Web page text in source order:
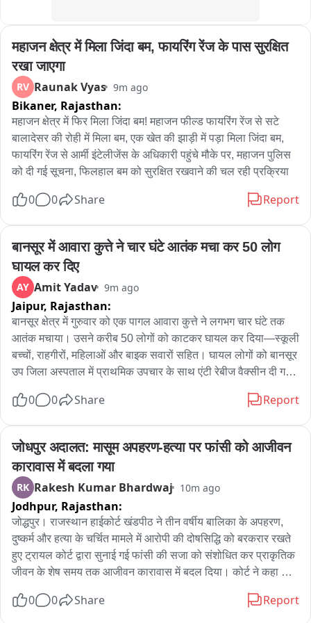
महाजन क्षेत्र में मिला जिंदा बम, फायरिंग रेंज के पास सुरक्षित
रखा जाएगा
RV Raunak Vyas 9m ago
Bikaner, Rajasthan:
महाजन क्षेत्र में फिर मिला जिंदा बम! महाजन फील्ड फायरिंग रेंज से सटे
बालादेसर की रोही में मिला बम, एक खेत की झाड़ी में पड़ा मिला जिंदा बम,
फायरिंग रेंज से आर्मी इंटेलीजेंस के अधिकारी पहुंचे मौके पर, महाजन पुलिस
को दी गई सूचना, फिलहाल बम को सुरक्षित रखवाने की चल रही प्रक्रिया
0 0 Share Report
बानसूर में आवारा कुत्ते ने चार घंटे आतंक मचा कर 50 लोग
घायल कर दिए
AY Amit Yadav 9m ago
Jaipur, Rajasthan:
बानसूर क्षेत्र में गुरुवार को एक पागल आवारा कुत्ते ने लगभग चार घंटे तक
आतंक मचाया। उसने करीब 50 लोगों को काटकर घायल कर दिया—स्कूली
बच्चों, राहगीरों, महिलाओं और बाइक सवारों सहित। घायल लोगों को बानसूर
उप जिला अस्पताल में प्राथमिक उपचार के साथ एंटी रेबीज वैक्सीन दी गई।
स्थानीय residents ने शिकायत की। डीएसपी मनीषा मीणा ने नगर पालिका
के बाद उसे मार गिराया गया। इस घटना से क्षेत्र में दहशत फैल गई और
आवारा कुत्तों पर नियंत्रण के लिए ठोस योजना की मांग उठी।
0 0 Share Report
जोधपुर अदालत: मासूम अपहरण-हत्या पर फांसी को आजीवन
कारावास में बदला गया
RK Rakesh Kumar Bhardwaj 10m ago
Jodhpur, Rajasthan:
जोद्धपुर। राजस्थान हाईकोर्ट खंडपीठ ने तीन वर्षीय बालिका के अपहरण,
दुष्कर्म और हत्या के चर्चित मामले में आरोपी की दोषसिद्धि को बरकरार रखते
हुए ट्रायल कोर्ट द्वारा सुनाई गई फांसी की सजा को संशोधित कर प्राकृतिक
जीवन के शेष समय तक आजीवन कारावास में बदल दिया। कोर्ट ने कहा कि
पर आरोपी का अपराध संदेह से परे साबित किया है। जस्टिस विनीत कुमार
0 0 Share Report